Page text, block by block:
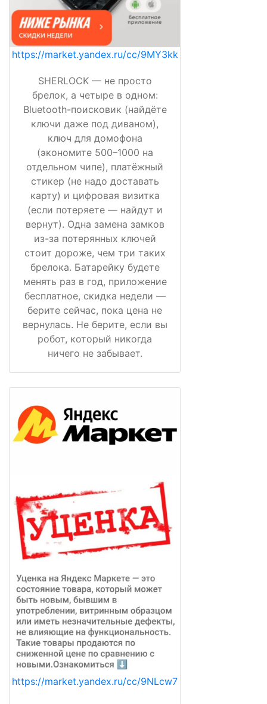
https://market.yandex.ru/cc/9MY3kk
SHERLOCK — не просто
брелок, а четыре в одном:
Bluetooth-поисковик (найдёте
ключи даже под диваном),
ключ для домофона
(экономите 500–1000 на
отдельном чипе), платёжный
стикер (не надо доставать
карту) и цифровая визитка
(если потеряете — найдут и
вернут). Одна замена замков
из-за потерянных ключей
стоит дороже, чем три таких
брелока. Батарейку будете
менять раз в год, приложение
бесплатное, скидка недели —
берите сейчас, пока цена не
вернулась. Не берите, если вы
робот, который никогда
ничего не забывает.
https://market.yandex.ru/cc/9NLcw7